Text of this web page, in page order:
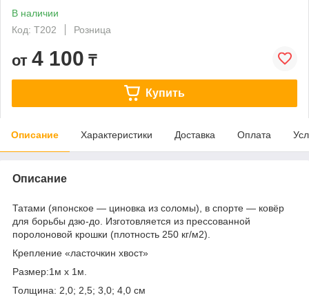
В наличии
Код: T202
Розница
от 4 100 ₸
Купить
Описание Характеристики Доставка Оплата
Описание
Татами (японское — циновка из соломы), в спорте — ковёр
для борьбы дзю-до. Изготовляется из прессованной
поролоновой крошки (плотность 250 кг/м2).
Крепление «ласточкин хвост»
Размер:1м х 1м.
Толщина: 2,0; 2,5; 3,0; 4,0 см